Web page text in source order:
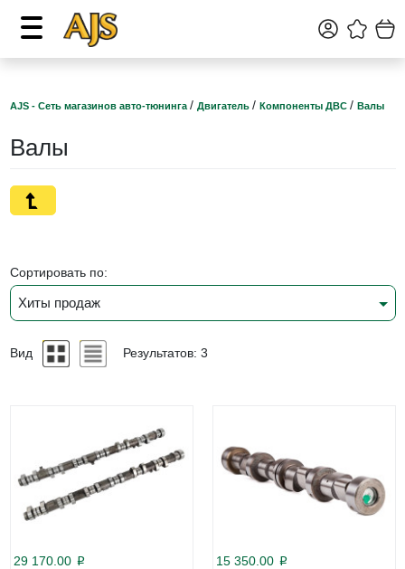
AJS - Сеть магазинов авто-тюнинга / Двигатель / Компоненты ДВС / Валы
Валы
Сортировать по:
Хиты продаж
Вид Результатов: 3
29 170.00 p 15 350.00 p